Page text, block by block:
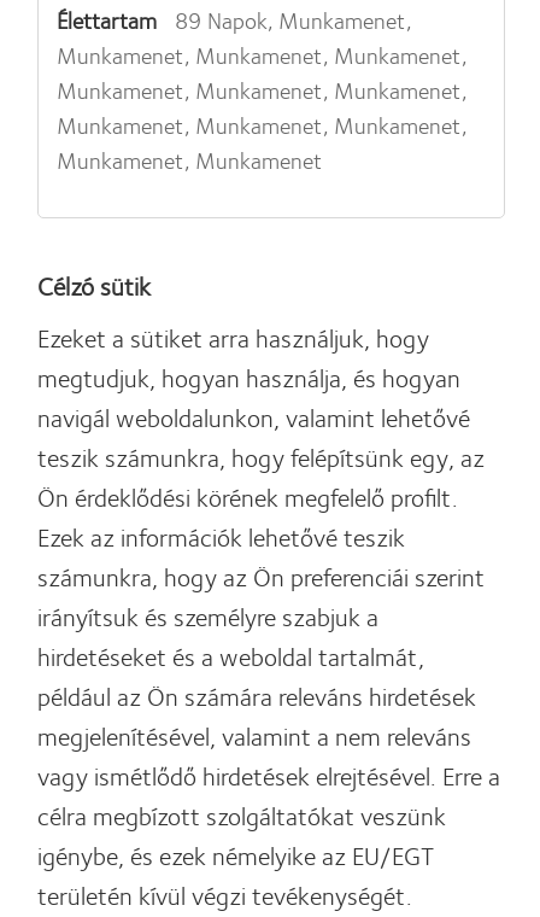
89 Napok, Munkamenet,
Munkamenet, Munkamenet, Munkamenet,
Munkamenet, Munkamenet, Munkamenet,
Munkamenet, Munkamenet, Munkamenet,
Munkamenet, Munkamenet
Célzó sütik
Ezeket a sütiket arra használjuk, hogy
megtudjuk, hogyan használja, és hogyan
navigál weboldalunkon, valamint lehetővé
teszik számunkra, hogy felépítsünk egy, az
Ön érdeklődési körének megfelelő profilt.
Ezek az információk lehetővé teszik
számunkra, hogy az Ön preferenciái szerint
irányítsuk és személyre szabjuk a
hirdetéseket és a weboldal tartalmát,
például az Ön számára releváns hirdetések
megjelenítésével, valamint a nem releváns
vagy ismétlődő hirdetések elrejtésével. Erre a
célra megbízott szolgáltatókat veszünk
igénybe, és ezek némelyike az EU/EGT
területén kívül végzi tevékenységét.